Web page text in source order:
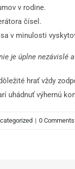
v rodine.
čísel.
v minulosti
je úplne nezávislé
hrať vždy
uhádnuť výhernú
| 0 Comments